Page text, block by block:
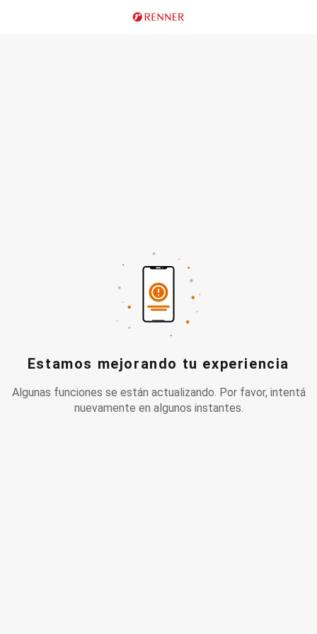
Estamos mejorando tu experiencia
Algunas funciones se están actualizando. Por favor, intentá
nuevamente en algunos instantes.